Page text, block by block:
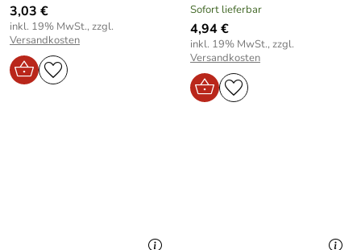
3,03 €
inkl. 19% MwSt., zzgl.
Versandkosten
Sofort lieferbar
4,94 €
inkl. 19% MwSt., zzgl.
Versandkosten